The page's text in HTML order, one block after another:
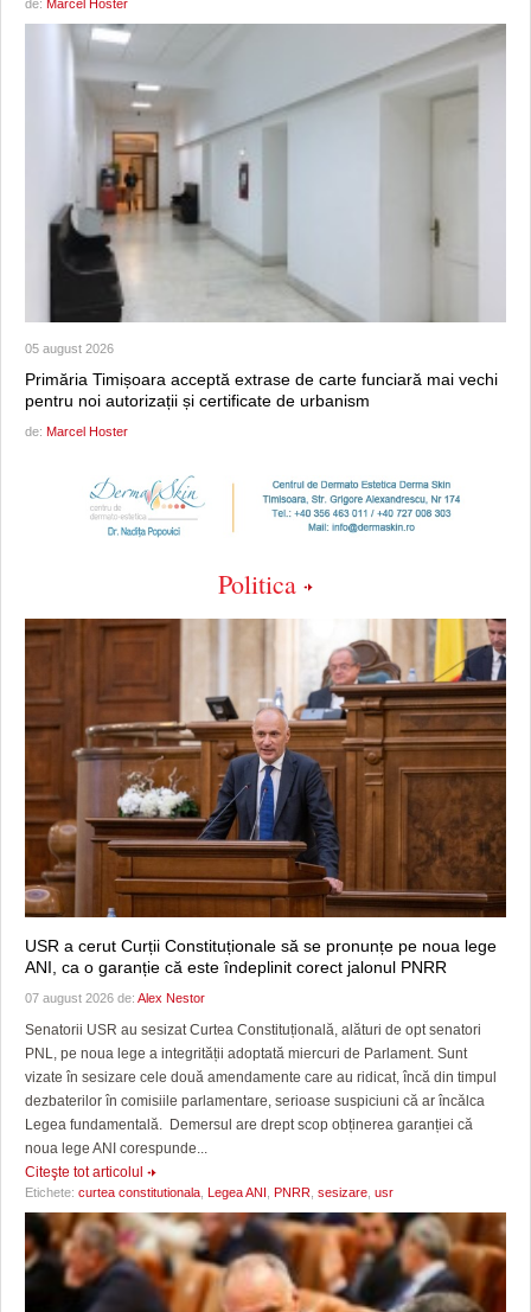
de: Marcel Hoster
05 august 2026
Primăria Timișoara acceptă extrase de carte funciară mai vechi
pentru noi autorizații și certificate de urbanism
de: Marcel Hoster
Politica
USR a cerut Curții Constituționale să se pronunțe pe noua lege
ANI, ca o garanție că este îndeplinit corect jalonul PNRR
07 august 2026 de: Alex Nestor
Senatorii USR au sesizat Curtea Constituțională, alături de opt senatori
PNL, pe noua lege a integrității adoptată miercuri de Parlament. Sunt
vizate în sesizare cele două amendamente care au ridicat, încă din timpul
dezbaterilor în comisiile parlamentare, serioase suspiciuni că ar încălca
Legea fundamentală. Demersul are drept scop obținerea garanției că
noua lege ANI corespunde...
Citeşte tot articolul
Etichete: curtea constitutionala Legea ANI PNRR sesizare usr